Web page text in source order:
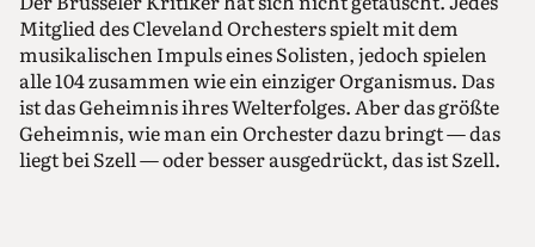
Mitglied des Cleveland Orchesters spielt mit dem
musikalischen Impuls eines Solisten, jedoch spielen
alle 104 zusammen wie ein einziger Organismus. Das
ist das Geheimnis ihres Welterfolges. Aber das größte
Geheimnis, wie man ein Orchester dazu bringt — das
liegt bei Szell — oder besser ausgedrückt, das ist Szell.